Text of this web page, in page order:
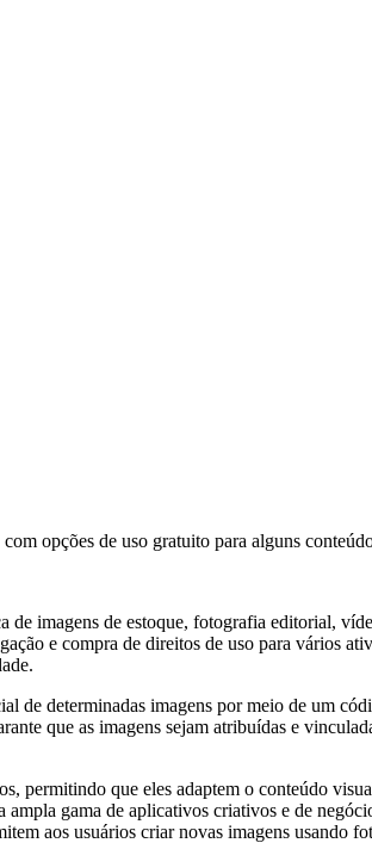
opções de uso gratuito para alguns
imagens de estoque, fotografia editorial,
e compra de direitos de uso para vários
de determinadas imagens por meio de um
que as imagens sejam atribuídas e
que eles adaptem o conteúdo
gama de aplicativos criativos e de
aos usuários criar novas imagens usando